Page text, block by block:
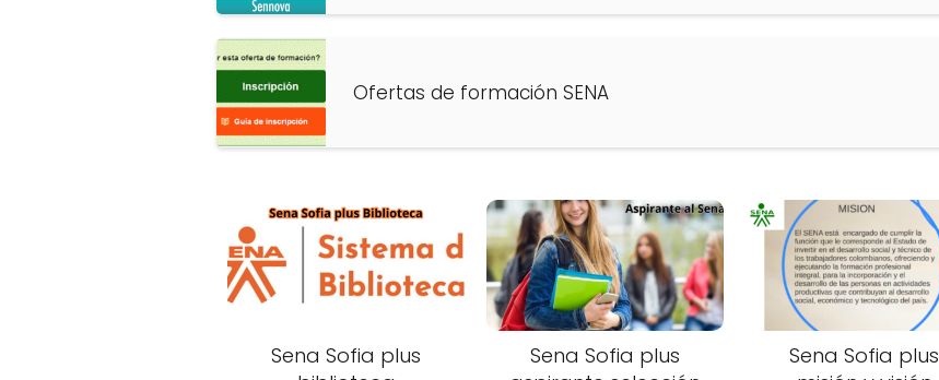
Ofertas de formación SENA
Sena Sofia plus
Sena Sofia plus
Sena Sofia plus